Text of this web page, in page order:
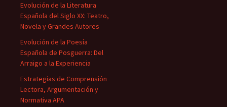
Evolución de la Literatura
Española del Siglo XX: Teatro,
Novela y Grandes Autores
Evolución de la Poesía
Española de Posguerra: Del
Arraigo a la Experiencia
Estrategias de Comprensión
Lectora, Argumentación y
Normativa APA